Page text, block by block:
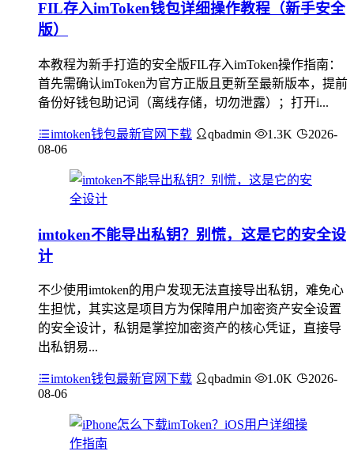
FIL存入imToken钱包详细操作教程（新手安全
版）
本教程为新手打造的安全版FIL存入imToken操作指南：
首先需确认imToken为官方正版且更新至最新版本，提前
备份好钱包助记词（离线存储，切勿泄露）；打开i...
imtoken钱包最新官网下载 qbadmin 1.3K
2026-
08-06
imtoken不能导出私钥？别慌，这是它的安全设
计
不少使用imtoken的用户发现无法直接导出私钥，难免心
生担忧，其实这是项目方为保障用户加密资产安全设置
的安全设计，私钥是掌控加密资产的核心凭证，直接导
出私钥易...
imtoken钱包最新官网下载 qbadmin 1.0K
2026-
08-06